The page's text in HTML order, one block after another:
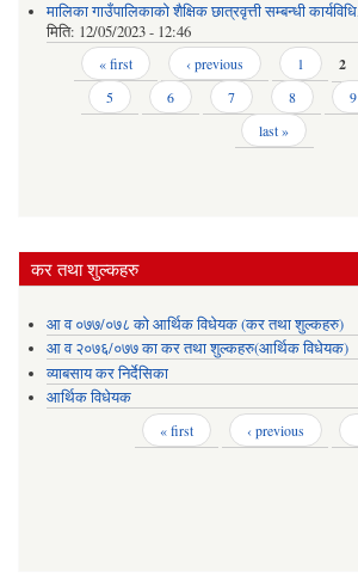
मालिका गाउँपालिकाको शैक्षिक छात्रवृत्ती सम्बन्धी
मिति: 12/05/2023 - 12:46
« first ‹ previous 1 2
5
6 7 8 9
last »
कर तथा शुल्कहरु
आ व ०७७/०७८ को आर्थिक विधेयक (कर तथा शुल्कहरु)
आ व २०७६/०७७ का कर तथा शुल्कहरु(आर्थिक विधेयक)
व्याबसाय कर निर्देसिका
आर्थिक विधेयक
« first ‹ previous